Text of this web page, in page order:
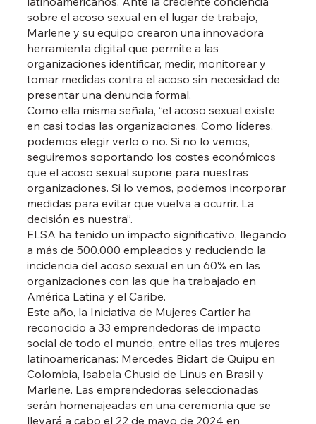
sobre el acoso sexual en el lugar de trabajo,
Marlene y su equipo crearon una innovadora
herramienta digital que permite a las
organizaciones identificar, medir, monitorear y
tomar medidas contra el acoso sin necesidad de
presentar una denuncia formal.
Como ella misma señala, “el acoso sexual existe
en casi todas las organizaciones. Como líderes,
podemos elegir verlo o no. Si no lo vemos,
seguiremos soportando los costes económicos
que el acoso sexual supone para nuestras
organizaciones. Si lo vemos, podemos incorporar
medidas para evitar que vuelva a ocurrir. La
decisión es nuestra”.
ELSA ha tenido un impacto significativo, llegando
a más de 500.000 empleados y reduciendo la
incidencia del acoso sexual en un 60% en las
organizaciones con las que ha trabajado en
América Latina y el Caribe.
Este año, la Iniciativa de Mujeres Cartier ha
reconocido a 33 emprendedoras de impacto
social de todo el mundo, entre ellas tres mujeres
latinoamericanas: Mercedes Bidart de Quipu en
Colombia, Isabela Chusid de Linus en Brasil y
Marlene. Las emprendedoras seleccionadas
serán homenajeadas en una ceremonia que se
llevará a cabo el 22 de mayo de 2024 en